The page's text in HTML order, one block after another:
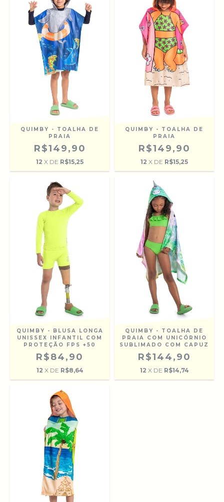
QUIMBY - TOALHA DE
PRAIA
R$149,90
12 X DE R$15,25
QUIMBY - TOALHA DE
PRAIA
R$149,90
12 X DE R$15,25
QUIMBY - BLUSA LONGA
UNISSEX INFANTIL COM
PROTEÇÃO FPS +50
R$84,90
12 X DE R$8,64
QUIMBY - TOALHA DE
PRAIA COM UNICÓRNIO
SUBLIMADO COM CAPUZ
R$144,90
12 X DE R$14,74